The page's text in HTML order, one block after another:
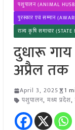
पशुपालन (ANIMAL
पुरस्कार एवं सम्मान
राज्य कृषि समाचार (STATE
दुधारू
अप्रैल तक
April 3, 2025
1
पशुपालन, मध्य प्रदेश,